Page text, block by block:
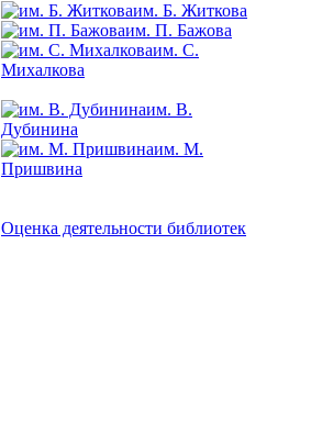
им. Б. Житкова
им. П. Бажова
им. С.
Михалкова
им. В.
Дубинина
им. М.
Пришвина
Оценка деятельности библиотек